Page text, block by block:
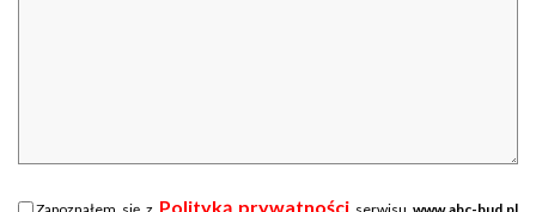
Polityką prywatności